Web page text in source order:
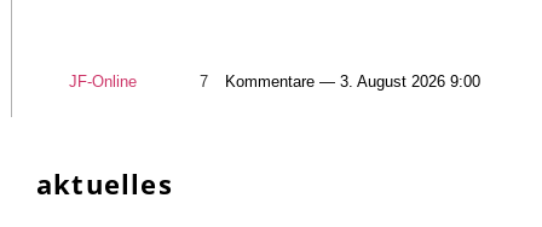
JF-Online 7 Kommentare — 3. August 2026 9:00
aktuelles